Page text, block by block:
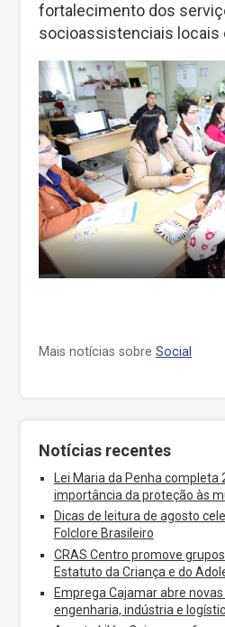
fortalecimento dos
socioassistenciais locais
Mais notícias sobre Social
Notícias recentes
Lei Maria da Penha completa
importância da proteção às
Dicas de leitura de agosto
Folclore Brasileiro
CRAS Centro promove
Estatuto da Criança e do
Emprega Cajamar abre
engenharia, indústria e